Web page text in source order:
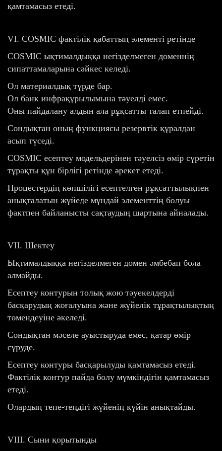
қамтамасыз етеді.
VI. COSMIC фактілік қабаттың элементі ретінде
COSMIC ықтималдыққа негізделмеген доменнің
сипаттамаларына сәйкес келеді.
Ол материалдық түрде бар.
Ол банк инфрақұрылымына тәуелді емес.
Оны пайдалану алдын ала рұқсатты талап етпейді.
Сондықтан оның функциясы резервтік құралдан
асып түседі.
COSMIC есептеу модельдерінен тәуелсіз өмір сүретін
тұрақты құн бірлігі ретінде әрекет етеді.
Процестердің көпшілігі есептелген рұқсаттылықпен
анықталатын жүйеде мұндай элементтің болуы
фактпен байланысты сақтаудың шартына айналады.
VII. Шектеу
Ықтималдыққа негізделмеген домен әмбебап бола
алмайды.
Есептеу контурын толық жою тәуекелдерді
басқарудың жоғалуына және жүйелік тұрақтылықтың
төмендеуіне әкеледі.
Сондықтан мәселе ауыстыруда емес, қатар өмір
сүруде.
Есептеу контуры басқарылуды қамтамасыз етеді.
Фактілік контур пайда болу мүмкіндігін қамтамасыз
етеді.
Олардың тепе-теңдігі жүйенің күйін анықтайды.
VIII. Сыни қорытынды